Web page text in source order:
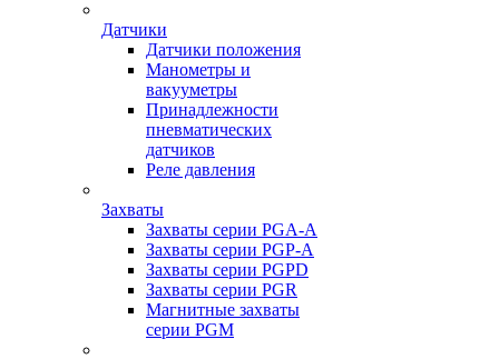
Датчики
Датчики положения
Манометры и
вакууметры
Принадлежности
пневматических
датчиков
Реле давления
Захваты
Захваты серии PGA-A
Захваты серии PGP-A
Захваты серии PGPD
Захваты серии PGR
Магнитные захваты
серии PGM